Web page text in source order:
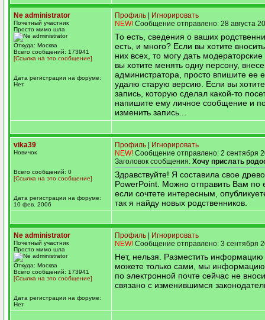
Ne administrator
Почетный участник
Просто мимо шла
Откуда: Москва
Всего сообщений: 173941
[Ссылка на это сообщение]
Дата регистрации на форуме:
Нет
Профиль
Игнорировать
NEW! Сообщение отправлено: 28 августа
То есть, сведения о ваших
есть, и много? Если вы хотите
них всех, то могу дать
вы хотите менять одну персону,
администратора, просто впишите ее
удалю старую версию. Если вы
запись, которую сделал какой-то
напишите ему личное сообщение и
изменить запись...
vika39
Новичок
Всего сообщений: 0
[Ссылка на это сообщение]
Дата регистрации на форуме:
10 фев. 2006
Профиль
Игнорировать
NEW! Сообщение отправлено: 2 сентября
Заголовок сообщения: Хочу прислать
Здравствуйте! Я составила свое
PowerPoint. Можно отправить Вам по
если сочтете интересным,
так я найду новых родственников.
Ne administrator
Почетный участник
Просто мимо шла
Откуда: Москва
Всего сообщений: 173941
[Ссылка на это сообщение]
Дата регистрации на форуме:
Нет
Профиль
Игнорировать
NEW! Сообщение отправлено: 3 сентября
Нет, нельзя. Разместить
можете только сами, мы
по электронной почте сейчас не
связано с изменившимся